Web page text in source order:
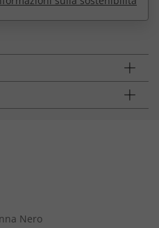
Nero